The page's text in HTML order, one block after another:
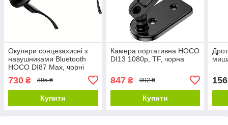
Окуляри сонцезахисні з
навушниками Bluetooth
HOCO DI87 Max, чорні
730 ₴ 895 ₴
Купити
Камера портативна HOCO
DI13 1080p, TF, чорна
847₴ 992 ₴
Купити